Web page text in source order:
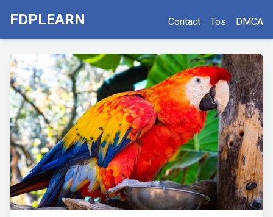
FDPLEARN Contact Tos DMCA